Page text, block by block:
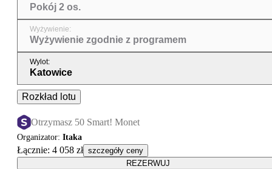
Pokój 2 os.
Wyżywienie:
Wyżywienie zgodnie z programem
Wylot:
Katowice
Rozkład lotu
Otrzymasz 50 Smart! Monet
Organizator: Itaka
Łącznie: 4 058 zł szczegóły ceny
REZERWUJ